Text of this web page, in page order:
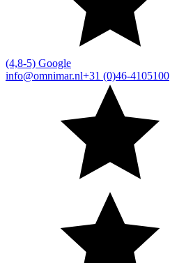
(4,8-5) Google
info@omnimar.nl+31 (0)46-4105100